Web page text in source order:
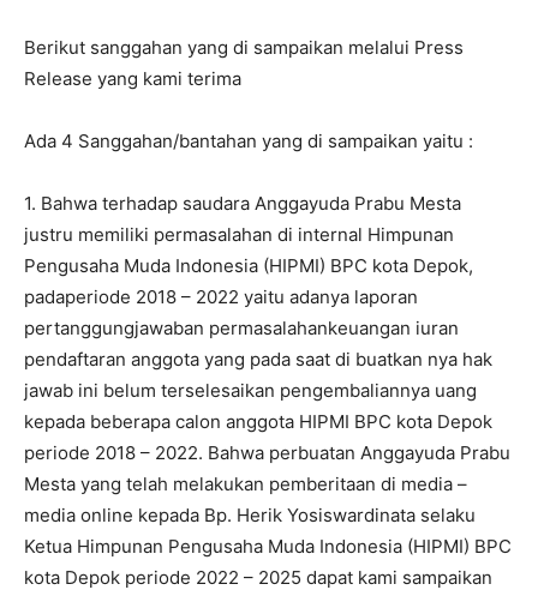
Berikut sanggahan yang di sampaikan melalui Press
Release yang kami terima
Ada 4 Sanggahan/bantahan yang di sampaikan yaitu :
1. Bahwa terhadap saudara Anggayuda Prabu Mesta
justru memiliki permasalahan di internal Himpunan
Pengusaha Muda Indonesia (HIPMI) BPC kota Depok,
padaperiode 2018 – 2022 yaitu adanya laporan
pertanggungjawaban permasalahankeuangan iuran
pendaftaran anggota yang pada saat di buatkan nya hak
jawab ini belum terselesaikan pengembaliannya uang
kepada beberapa calon anggota HIPMI BPC kota Depok
periode 2018 – 2022. Bahwa perbuatan Anggayuda Prabu
Mesta yang telah melakukan pemberitaan di media –
media online kepada Bp. Herik Yosiswardinata selaku
Ketua Himpunan Pengusaha Muda Indonesia (HIPMI) BPC
kota Depok periode 2022 – 2025 dapat kami sampaikan